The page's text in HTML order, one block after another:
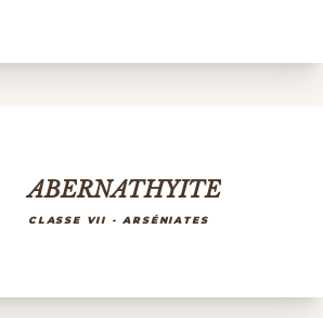
ABERNATHYITE
CLASSE VII - ARSÉNIATES